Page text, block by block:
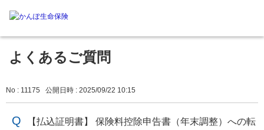
よくあるご質問
No : 11175 公開日時 : 2025/09/22 10:15
【払込証明書】 保険料控除申告書（年末調整）への転